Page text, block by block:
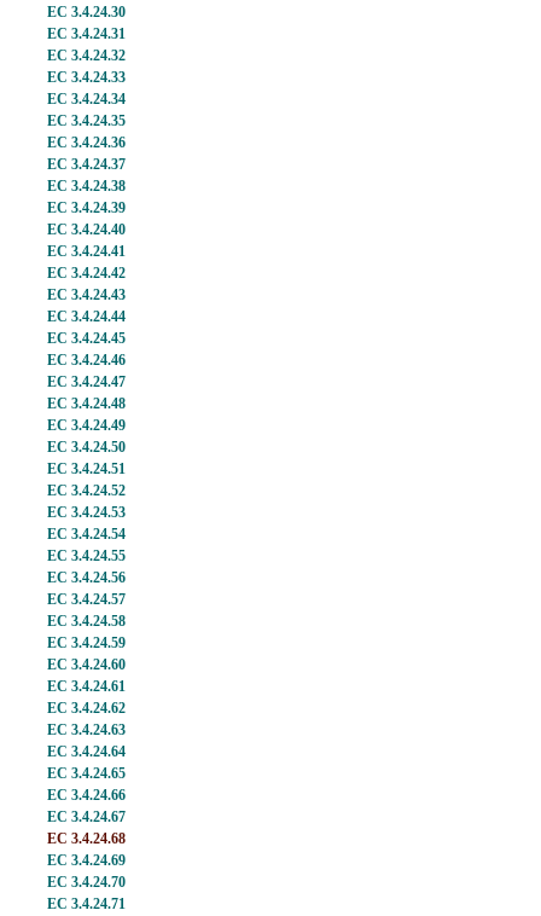
EC 3.4.24.30
EC 3.4.24.31
EC 3.4.24.32
EC 3.4.24.33
EC 3.4.24.34
EC 3.4.24.35
EC 3.4.24.36
EC 3.4.24.37
EC 3.4.24.38
EC 3.4.24.39
EC 3.4.24.40
EC 3.4.24.41
EC 3.4.24.42
EC 3.4.24.43
EC 3.4.24.44
EC 3.4.24.45
EC 3.4.24.46
EC 3.4.24.47
EC 3.4.24.48
EC 3.4.24.49
EC 3.4.24.50
EC 3.4.24.51
EC 3.4.24.52
EC 3.4.24.53
EC 3.4.24.54
EC 3.4.24.55
EC 3.4.24.56
EC 3.4.24.57
EC 3.4.24.58
EC 3.4.24.59
EC 3.4.24.60
EC 3.4.24.61
EC 3.4.24.62
EC 3.4.24.63
EC 3.4.24.64
EC 3.4.24.65
EC 3.4.24.66
EC 3.4.24.67
EC 3.4.24.68
EC 3.4.24.69
EC 3.4.24.70
EC 3.4.24.71